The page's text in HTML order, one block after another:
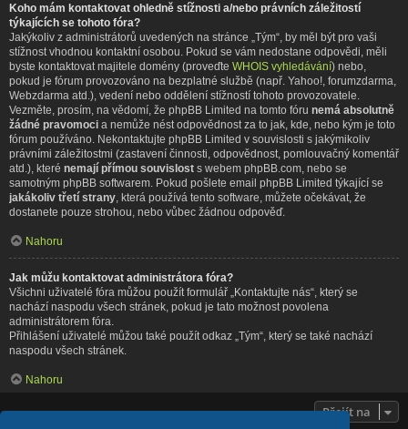
Koho mám kontaktovat ohledně stížnosti a/nebo právních záležitostí
týkajících se tohoto fóra?
Jakýkoliv z administrátorů uvedených na stránce „Tým“, by měl být pro vaši
stížnost vhodnou kontaktní osobou. Pokud se vám nedostane odpovědi, měli
byste kontaktovat majitele domény (proveďte WHOIS vyhledávání) nebo,
pokud je fórum provozováno na bezplatné službě (např. Yahoo!, forumzdarma,
Webzdarma atd.), vedení nebo oddělení stížností tohoto provozovatele.
Vezměte, prosím, na vědomí, že phpBB Limited na tomto fóru nemá absolutně
žádné pravomoci a nemůže nést odpovědnost za to jak, kde, nebo kým je toto
fórum používáno. Nekontaktujte phpBB Limited v souvislosti s jakýmikoliv
právními záležitostmi (zastavení činnosti, odpovědnost, pomlouvačný komentář
atd.), které nemají přímou souvislost s webem phpBB.com, nebo se
samotným phpBB softwarem. Pokud pošlete email phpBB Limited týkající se
jakákoliv třetí strany , která používá tento software, můžete očekávat, že
dostanete pouze strohou, nebo vůbec žádnou odpověď.
Nahoru
Jak můžu kontaktovat administrátora fóra?
Všichni uživatelé fóra můžou použít formulář „Kontaktujte nás“, který se
nachází naspodu všech stránek, pokud je tato možnost povolena
administrátorem fóra.
Přihlášení uživatelé můžou také použít odkaz „Tým“, který se také nachází
naspodu všech stránek.
Nahoru
Přejít na